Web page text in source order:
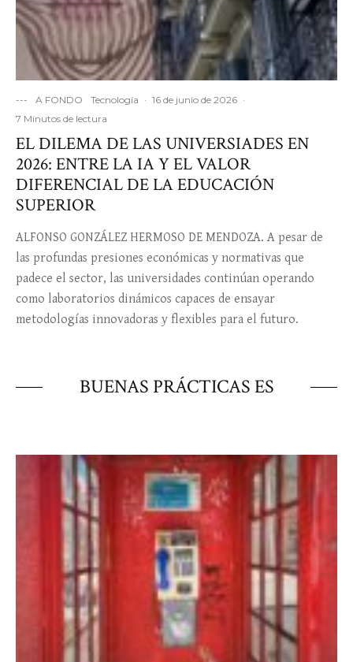
--- A FONDO Tecnología · 16 de junio de 2026 ·
7 Minutos de lectura
EL DILEMA DE LAS UNIVERSIADES EN
2026: ENTRE LA IA Y EL VALOR
DIFERENCIAL DE LA EDUCACIÓN
SUPERIOR
ALFONSO GONZÁLEZ HERMOSO DE MENDOZA. A pesar de
las profundas presiones económicas y normativas que
padece el sector, las universidades continúan operando
como laboratorios dinámicos capaces de ensayar
metodologías innovadoras y flexibles para el futuro.
BUENAS PRÁCTICAS ES